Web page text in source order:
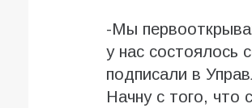
-Мы
у нас состоялось
подписали в
Начну с того, что